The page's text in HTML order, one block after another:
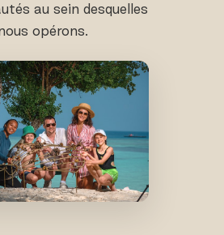
au sein desquelles
opérons.